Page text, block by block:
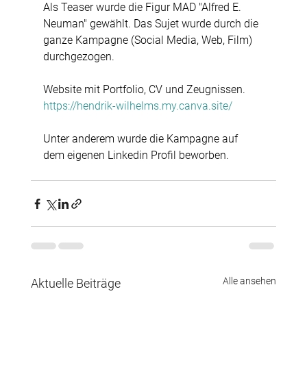
Als Teaser wurde die Figur MAD "Alfred E.
Neuman" gewählt. Das Sujet wurde durch die
ganze Kampagne (Social Media, Web, Film)
durchgezogen.
Website mit Portfolio, CV und Zeugnissen.
https://hendrik-wilhelms.my.canva.site/
Unter anderem wurde die Kampagne auf
dem eigenen Linkedin Profil beworben.
Aktuelle Beiträge Alle ansehen